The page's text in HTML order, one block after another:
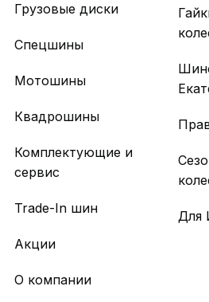
Грузовые диски
Спецшины
Мотошины
Квадрошины
Комплектующие и
сервис
Trade-In шин
Акции
Для
О компании